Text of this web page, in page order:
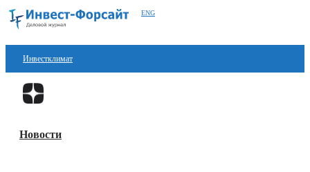
ENG
Инвестклимат
Финансы
Блокчейн
Новости